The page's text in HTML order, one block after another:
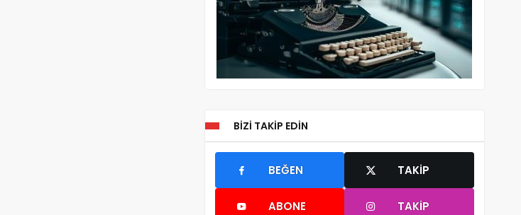
BIZI TAKIP EDIN
BEĞEN TAKIP
ABONE TAKIP